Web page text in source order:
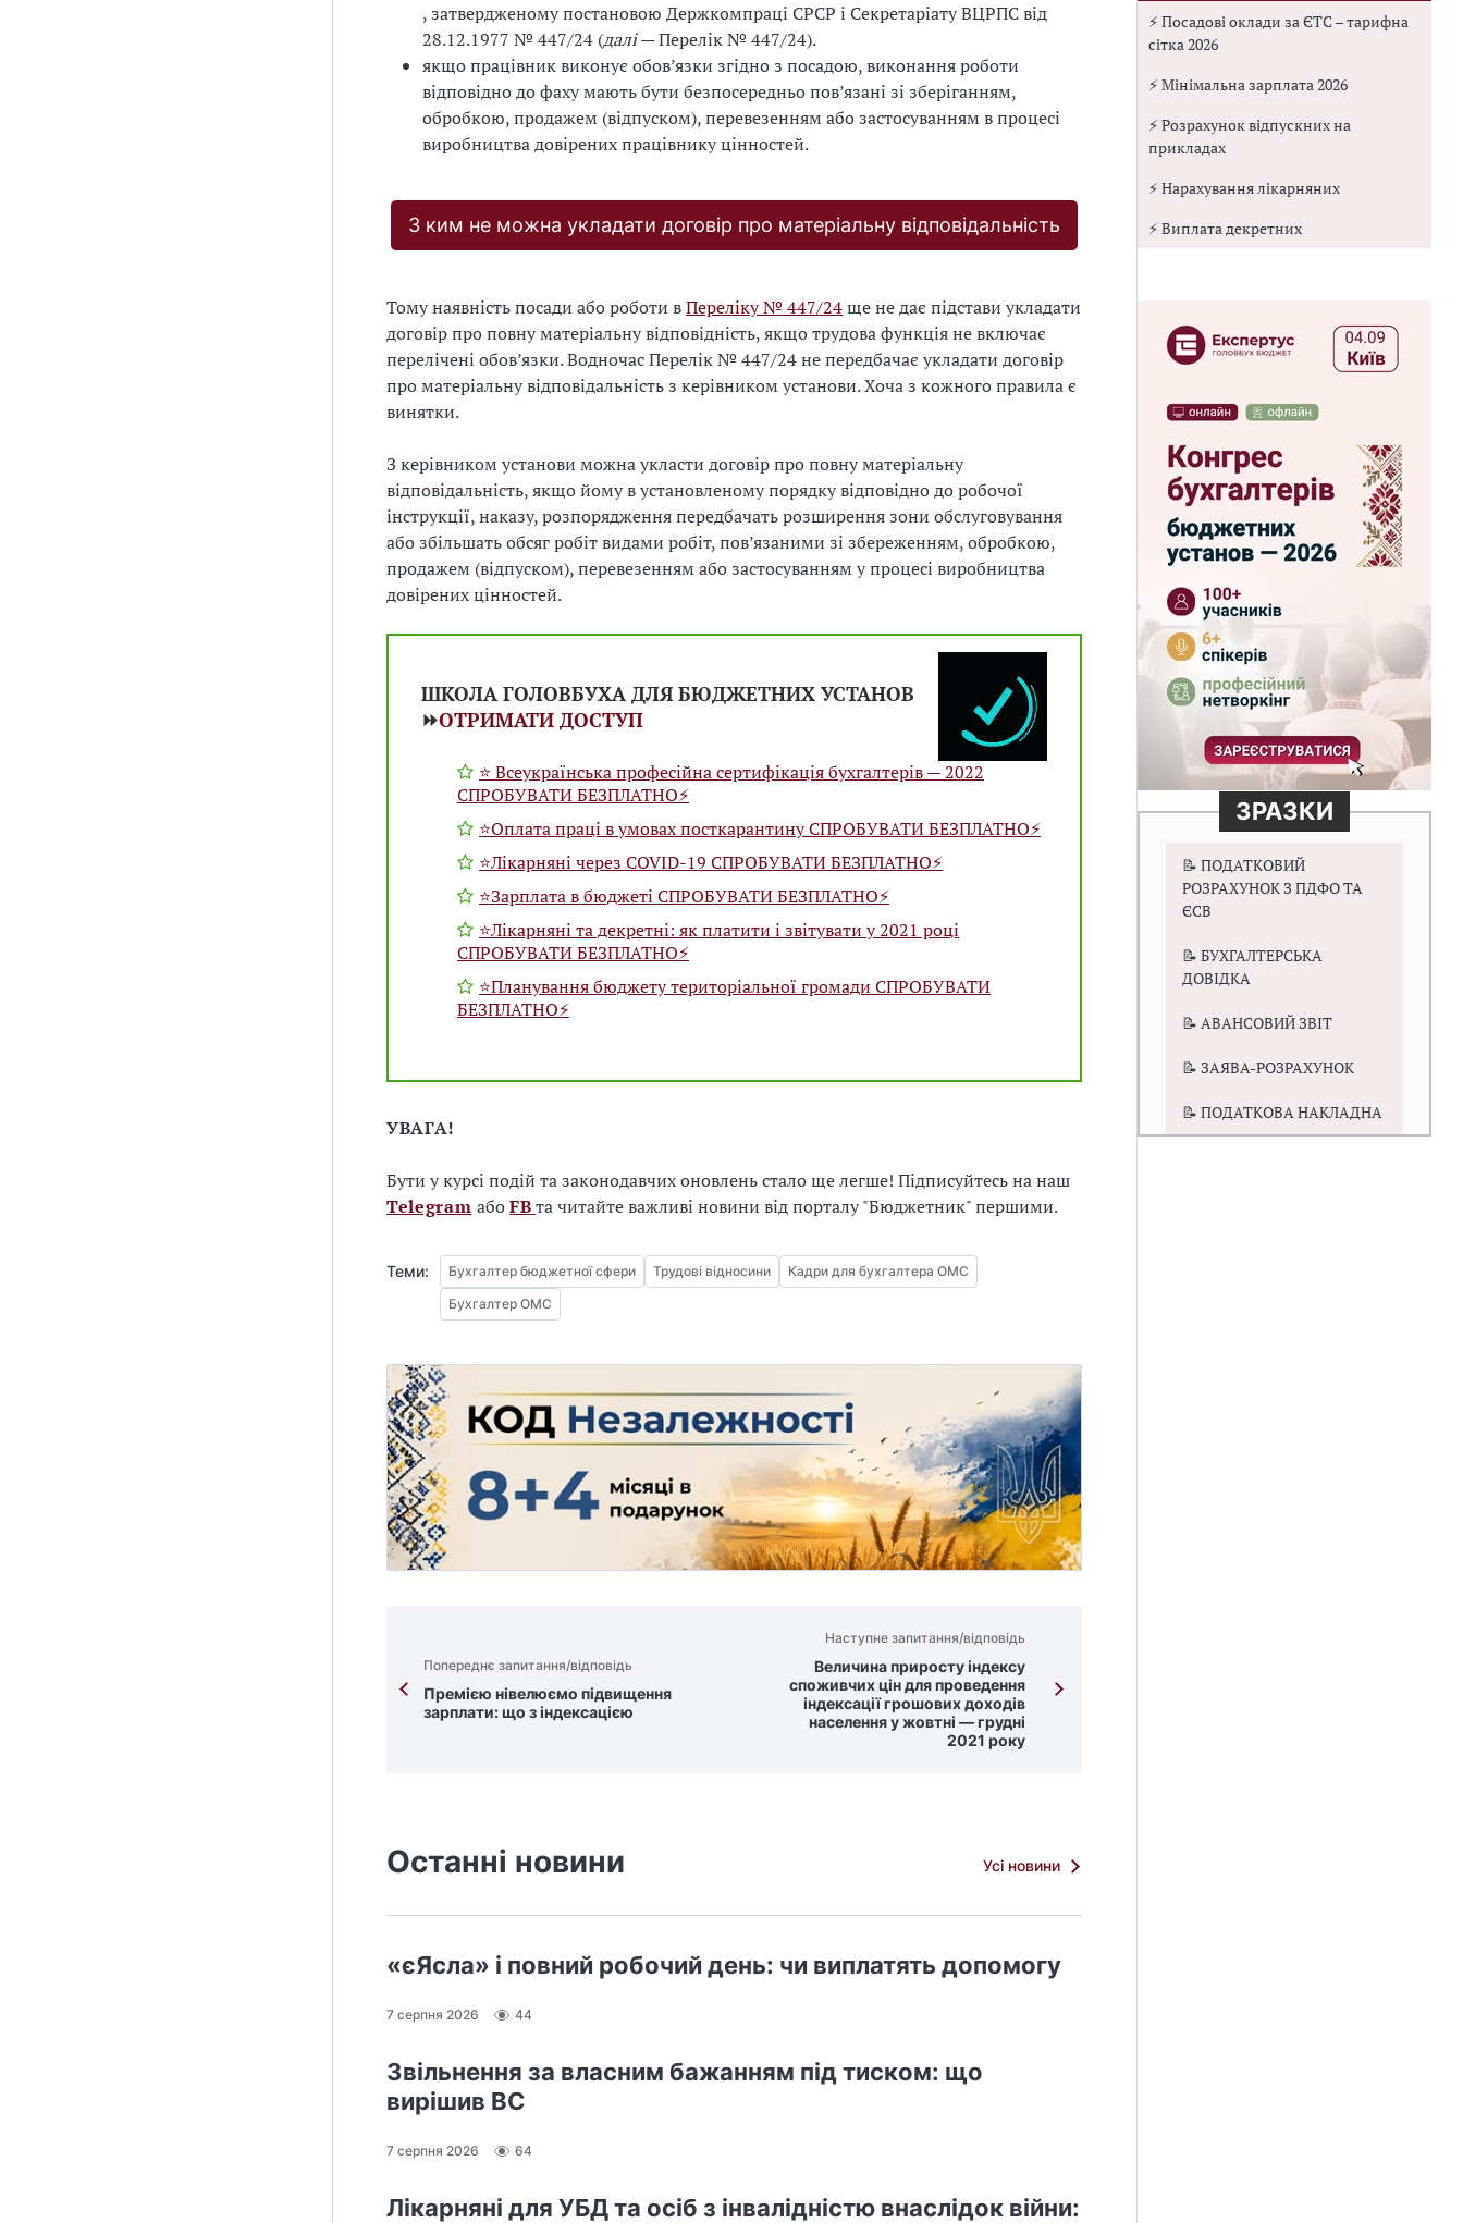
, затвердженому постановою Держкомпраці СРСР і Секретаріату ВЦРПС від
28.12.1977 № 447/24 (далі— Перелік № 447/24).
якщо працівник виконує обов’язки згідно з посадою, виконання роботи
відповідно до фаху мають бути безпосередньо пов’язані зі зберіганням,
обробкою, продажем (відпуском), перевезенням або застосуванням в процесі
виробництва довірених працівнику цінностей.
З ким не можна укладати договір про матеріальну відповідальність
Тому наявність посади або роботи вПереліку № 447/24ще не дає підстави укладати
договір про повну матеріальну відповідність, якщо трудова функція не включає
перелічені обов’язки. Водночас Перелік № 447/24 не передбачає укладати договір
про матеріальну відповідальність з керівником установи. Хоча з кожного правила є
винятки.
З керівником установи можна укласти договір про повну матеріальну
відповідальність, якщо йому в установленому порядку відповідно до робочої
інструкції, наказу, розпорядження передбачать розширення зони обслуговування
або збільшать обсяг робіт видами робіт, пов’язаними зі збереженням, обробкою,
продажем (відпуском), перевезенням або застосуванням у процесі виробництва
довірених цінностей.
ШКОЛА ГОЛОВБУХА ДЛЯ БЮДЖЕТНИХ УСТАНОВ
⏩ОТРИМАТИ ДОСТУП
⭐️ Всеукраїнська професійна сертифікація бухгалтерів — 2022
СПРОБУВАТИ БЕЗПЛАТНО⚡️
⭐️Оплата праці в умовах посткарантину СПРОБУВАТИ БЕЗПЛАТНО⚡️
⭐️Лікарняні через COVID-19 СПРОБУВАТИ БЕЗПЛАТНО⚡️
⭐️Зарплата в бюджеті СПРОБУВАТИ БЕЗПЛАТНО⚡️
⭐️Лікарняні та декретні: як платити і звітувати у 2021 році
СПРОБУВАТИ БЕЗПЛАТНО⚡️
⭐️Планування бюджету територіальної громади СПРОБУВАТИ
БЕЗПЛАТНО⚡️
УВАГА!
Бути у курсі подій та законодавчих оновлень стало ще легше! Підписуйтесь на наш
Telegram абоFBта читайте важливі новини від порталу "Бюджетник" першими.
Теми: Бухгалтер бюджетної сфери Трудові відносини
Кадри для бухгалтера ОМС
Бухгалтер ОМС
Попереднє запитання/відповідь
Премією нівелюємо підвищення
зарплати: що з індексацією
Наступне запитання/відповідь
Величина приросту індексу
споживчих цін для проведення
індексації грошових доходів
населення у жовтні — грудні
2021 року
Останні новини Усі новини
«єЯсла» і повний робочий день: чи виплатять допомогу
7 серпня 2026 44
Звільнення за власним бажанням під тиском: що
вирішив ВС
7 серпня 2026 64
Лікарняні для УБД та осіб з інвалідністю внаслідок війни:
⚡ Посадові оклади за ЄТС – тарифна
сітка 2026
⚡ Мінімальна зарплата 2026
⚡ Розрахунок відпускних на
прикладах
⚡ Нарахування лікарняних
⚡ Виплата декретних
ЗРАЗКИ
📝 ПОДАТКОВИЙ
РОЗРАХУНОК З ПДФО ТА
ЄСВ
📝 БУХГАЛТЕРСЬКА
ДОВІДКА
📝 АВАНСОВИЙ ЗВІТ
📝 ЗАЯВА-РОЗРАХУНОК
📝 ПОДАТКОВА НАКЛАДНА